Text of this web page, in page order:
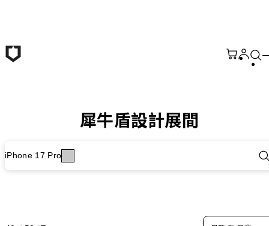
犀牛盾設計展間
iPhone 17 Pro